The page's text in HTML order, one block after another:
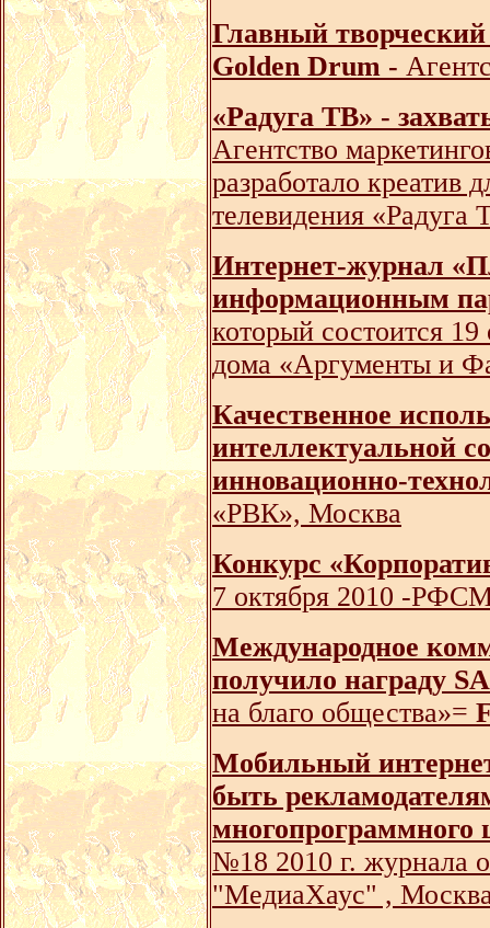
Главный
Golden Drum -
«Радуга ТВ» -
Агентство
разработало креатив
телевидения «Радуга
Интернет-журнал
информационным
который состоится 19
дома «Аргументы и
Качественное
интеллектуальной
инновационно-
«РВК», Москва
Конкурс
7 октября 2010 -
Международное
получило награду
на благо общества»=
Мобильный
быть
многопрограммного
№18 2010 г. журнала
"МедиаХаус" ,